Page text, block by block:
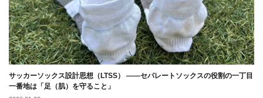
サッカーソックス設計思想（LTSS） ――セパレートソックスの役割の一丁目
一番地は「足（肌）を守ること」